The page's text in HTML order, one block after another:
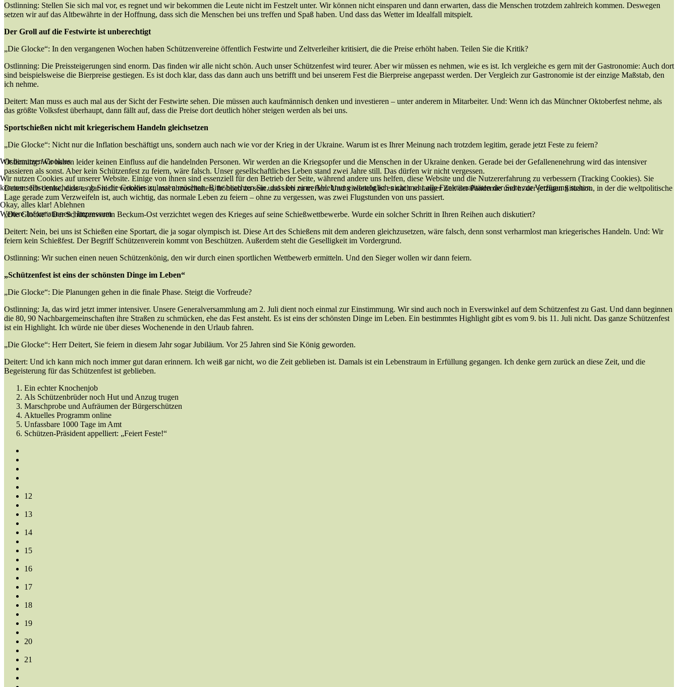
Ostlinning: Stellen Sie sich mal vor, es regnet und wir bekommen die Leute nicht im Festzelt unter. Wir können nicht einsparen und dann erwarten, dass die Menschen trotzdem zahlreich kommen. Deswegen
setzen wir auf das Altbewährte in der Hoffnung, dass sich die Menschen bei uns treffen und Spaß haben. Und dass das Wetter im Idealfall mitspielt.
Der Groll auf die Festwirte ist unberechtigt
„Die Glocke“: In den vergangenen Wochen haben Schützenvereine öffentlich Festwirte und Zeltverleiher kritisiert, die die Preise erhöht haben. Teilen Sie die Kritik?
Ostlinning: Die Preissteigerungen sind enorm. Das finden wir alle nicht schön. Auch unser Schützenfest wird teurer. Aber wir müssen es nehmen, wie es ist. Ich vergleiche es gern mit der Gastronomie: Auch dort
sind beispielsweise die Bierpreise gestiegen. Es ist doch klar, dass das dann auch uns betrifft und bei unserem Fest die Bierpreise angepasst werden. Der Vergleich zur Gastronomie ist der einzige Maßstab, den
ich nehme.
Deitert: Man muss es auch mal aus der Sicht der Festwirte sehen. Die müssen auch kaufmännisch denken und investieren – unter anderem in Mitarbeiter. Und: Wenn ich das Münchner Oktoberfest nehme, als
das größte Volksfest überhaupt, dann fällt auf, dass die Preise dort deutlich höher steigen werden als bei uns.
Sportschießen nicht mit kriegerischem Handeln gleichsetzen
„Die Glocke“: Nicht nur die Inflation beschäftigt uns, sondern auch nach wie vor der Krieg in der Ukraine. Warum ist es Ihrer Meinung nach trotzdem legitim, gerade jetzt Feste zu feiern?
Ostlinning: Wir haben leider keinen Einfluss auf die handelnden Personen. Wir werden an die Kriegsopfer und die Menschen in der Ukraine denken. Gerade bei der Gefallenenehrung wird das intensiver
passieren als sonst. Aber kein Schützenfest zu feiern, wäre falsch. Unser gesellschaftliches Leben stand zwei Jahre still. Das dürfen wir nicht vergessen.
Deitert: Ich denke, dass es gar nicht verkehrt ist, mal abzuschalten, fröhlich zu sein und sich zu treffen. Und vielleicht ist es nach so langer Zeit der Pandemie und in der jetzigen Situation, in der die weltpolitische
Lage gerade zum Verzweifeln ist, auch wichtig, das normale Leben zu feiern – ohne zu vergessen, was zwei Flugstunden von uns passiert.
„Die Glocke“: Der Schützenverein Beckum-Ost verzichtet wegen des Krieges auf seine Schießwettbewerbe. Wurde ein solcher Schritt in Ihren Reihen auch diskutiert?
Deitert: Nein, bei uns ist Schießen eine Sportart, die ja sogar olympisch ist. Diese Art des Schießens mit dem anderen gleichzusetzen, wäre falsch, denn sonst verharmlost man kriegerisches Handeln. Und: Wir
feiern kein Schießfest. Der Begriff Schützenverein kommt von Beschützen. Außerdem steht die Geselligkeit im Vordergrund.
Ostlinning: Wir suchen einen neuen Schützenkönig, den wir durch einen sportlichen Wettbewerb ermitteln. Und den Sieger wollen wir dann feiern.
„Schützenfest ist eins der schönsten Dinge im Leben“
„Die Glocke“: Die Planungen gehen in die finale Phase. Steigt die Vorfreude?
Ostlinning: Ja, das wird jetzt immer intensiver. Unsere Generalversammlung am 2. Juli dient noch einmal zur Einstimmung. Wir sind auch noch in Everswinkel auf dem Schützenfest zu Gast. Und dann beginnen
die 80, 90 Nachbargemeinschaften ihre Straßen zu schmücken, ehe das Fest ansteht. Es ist eins der schönsten Dinge im Leben. Ein bestimmtes Highlight gibt es vom 9. bis 11. Juli nicht. Das ganze Schützenfest
ist ein Highlight. Ich würde nie über dieses Wochenende in den Urlaub fahren.
„Die Glocke“: Herr Deitert, Sie feiern in diesem Jahr sogar Jubiläum. Vor 25 Jahren sind Sie König geworden.
Deitert: Und ich kann mich noch immer gut daran erinnern. Ich weiß gar nicht, wo die Zeit geblieben ist. Damals ist ein Lebenstraum in Erfüllung gegangen. Ich denke gern zurück an diese Zeit, und die
Begeisterung für das Schützenfest ist geblieben.
Ein echter Knochenjob
Als Schützenbrüder noch Hut und Anzug trugen
Marschprobe und Aufräumen der Bürgerschützen
Aktuelles Programm online
Unfassbare 1000 Tage im Amt
Schützen-Präsident appelliert: „Feiert Feste!“
12
13
14
15
16
17
18
19
20
21
Wir benutzen Cookies
Wir nutzen Cookies auf unserer Website. Einige von ihnen sind essenziell für den Betrieb der Seite, während andere uns helfen, diese Website und die Nutzererfahrung zu verbessern (Tracking Cookies). Sie
können selbst entscheiden, ob Sie die Cookies zulassen möchten. Bitte beachten Sie, dass bei einer Ablehnung womöglich nicht mehr alle Funktionalitäten der Seite zur Verfügung stehen.
Okay, alles klar! Ablehnen
Weitere Informationen|Impressum